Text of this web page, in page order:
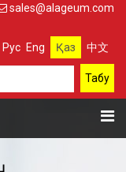
sales@alageum.com
Рус Eng Қаз 中文